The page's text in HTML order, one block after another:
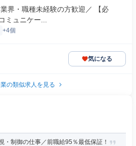
界・職種未経験の方歓迎／ 【必
ミュニケー...
+4個
気になる
の類似求人を見る
・制御の仕事／前職給95％最低保証！